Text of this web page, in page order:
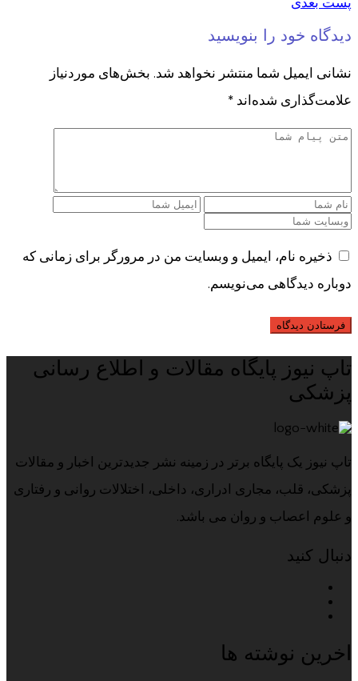
پست بعدی
دیدگاه خود را بنویسید
نشانی ایمیل شما منتشر نخواهد شد. بخش‌های موردنیاز
علامت‌گذاری شده‌اند *
ذخیره نام، ایمیل و وبسایت من در مرورگر برای زمانی که
دوباره دیدگاهی می‌نویسم.
تاپ نیوز پایگاه مقالات و اطلاع رسانی
پزشکی
تاپ نیوز یک پایگاه برتر در زمینه نشر جدیدترین اخبار و مقالات
پزشکی، قلب، مجاری ادراری، داخلی، اختلالات روانی و رفتاری
و علوم اعصاب و روان می باشد.
دنبال کنید
اخرین نوشته ها